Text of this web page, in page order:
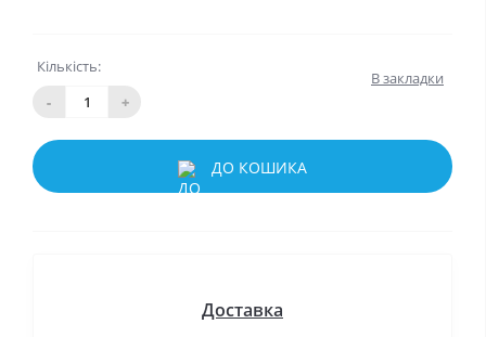
Кількість:
-
+
В закладки
ДО КОШИКА
Доставка